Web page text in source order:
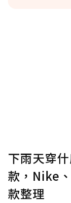
下雨天穿
款，Nike
款整理